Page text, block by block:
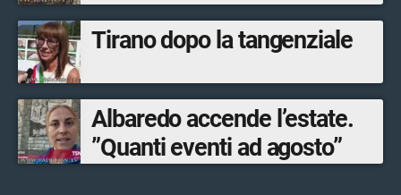
Tirano dopo la tangenziale
Albaredo accende l’estate.
”Quanti eventi ad agosto”